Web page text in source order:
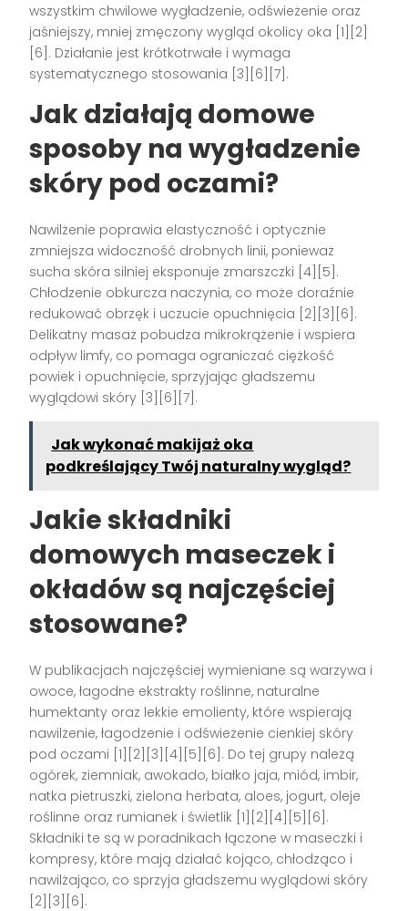
wszystkim chwilowe wygładzenie, odświeżenie oraz
jaśniejszy, mniej zmęczony wygląd okolicy oka [1][2]
[6]. Działanie jest krótkotrwałe i wymaga
systematycznego stosowania [3][6][7].
Jak działają domowe
sposoby na wygładzenie
skóry pod oczami?
Nawilżenie poprawia elastyczność i optycznie
zmniejsza widoczność drobnych linii, ponieważ
sucha skóra silniej eksponuje zmarszczki [4][5].
Chłodzenie obkurcza naczynia, co może doraźnie
redukować obrzęk i uczucie opuchnięcia [2][3][6].
Delikatny masaż pobudza mikrokrążenie i wspiera
odpływ limfy, co pomaga ograniczać ciężkość
powiek i opuchnięcie, sprzyjając gładszemu
wyglądowi skóry [3][6][7].
Jak wykonać makijaż oka
podkreślający Twój naturalny wygląd?
Jakie składniki
domowych maseczek i
okładów są najczęściej
stosowane?
W publikacjach najczęściej wymieniane są warzywa i
owoce, łagodne ekstrakty roślinne, naturalne
humektanty oraz lekkie emolienty, które wspierają
nawilżenie, łagodzenie i odświeżenie cienkiej skóry
pod oczami [1][2][3][4][5][6]. Do tej grupy należą
ogórek, ziemniak, awokado, białko jaja, miód, imbir,
natka pietruszki, zielona herbata, aloes, jogurt, oleje
roślinne oraz rumianek i świetlik [1][2][4][5][6].
Składniki te są w poradnikach łączone w maseczki i
kompresy, które mają działać kojąco, chłodząco i
nawilżająco, co sprzyja gładszemu wyglądowi skóry
[2][3][6].